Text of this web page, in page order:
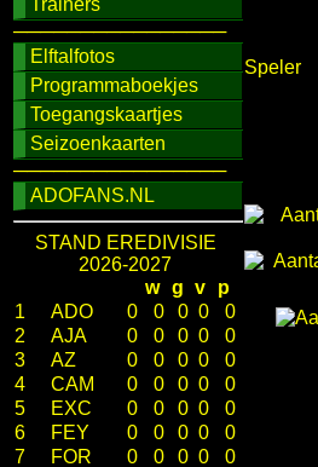
Trainers
────────────────
Elftalfotos
Programmaboekjes
Toegangskaartjes
Seizoenkaarten
────────────────
ADOFANS.NL
STAND EREDIVISIE
2026-2027
w g v
p
1
ADO 0 0 0 0
0
2
AJA 0 0 0 0
0
3
AZ 0 0 0 0
0
4
CAM 0 0 0 0
0
5
EXC 0 0 0 0
0
6
FEY 0 0 0 0
0
7
FOR 0 0 0 0
0
Speler